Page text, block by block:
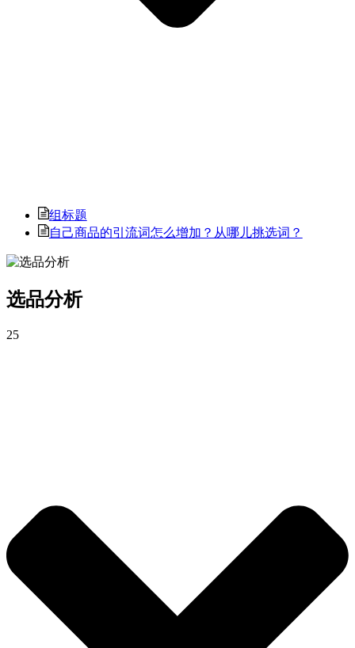
组标题
自己商品的引流词怎么增加？从哪儿挑选词？
选品分析
25